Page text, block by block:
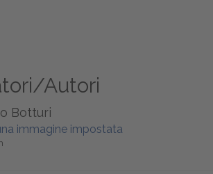
Autori
Botturi